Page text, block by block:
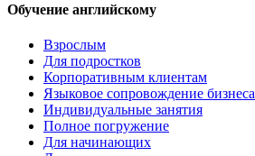
Обучение английскому
Взрослым
Для подростков
Корпоративным клиентам
Языковое сопровождение бизнеса
Индивидуальные занятия
Полное погружение
Для начинающих